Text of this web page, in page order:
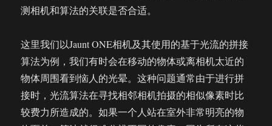
测相机和算法的关联是否合适。
这里我们以Jaunt ONE相机及其使用的基于光流的拼接
算法为例，我们有时会在移动的物体或离相机太近的
物体周围看到恼人的光晕。这种问题通常由于进行拼
接时，光流算法在寻找相邻相机拍摄的相似像素时比
较费力所造成的。如果一个人站在室外非常明亮的物